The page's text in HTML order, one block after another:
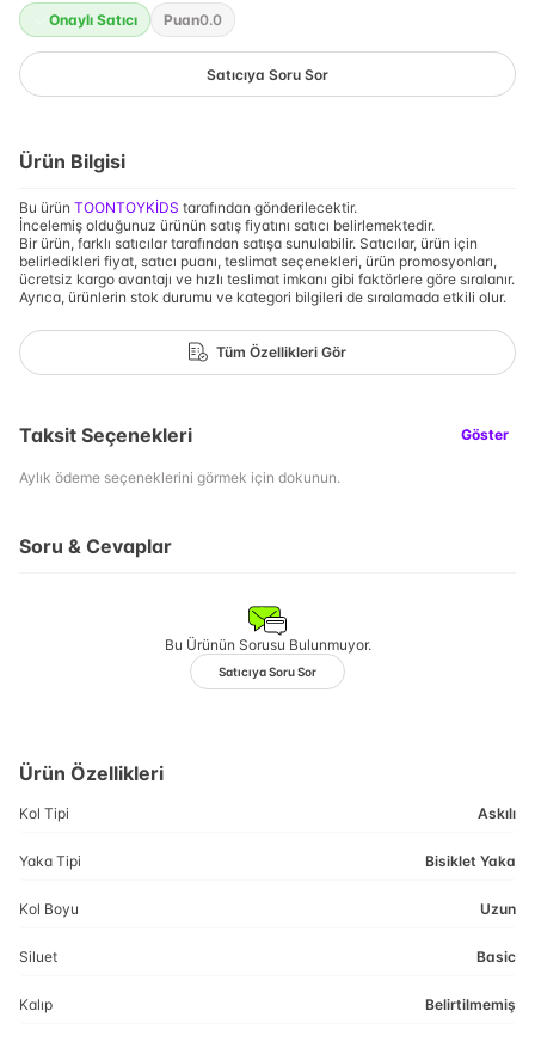
Onaylı Satıcı Puan0.0
Satıcıya Soru Sor
Ürün Bilgisi
Bu ürün TOONTOYKİDS tarafından gönderilecektir.
İncelemiş olduğunuz ürünün satış fiyatını satıcı belirlemektedir.
Bir ürün, farklı satıcılar tarafından satışa sunulabilir. Satıcılar, ürün için
belirledikleri fiyat, satıcı puanı, teslimat seçenekleri, ürün promosyonları,
ücretsiz kargo avantajı ve hızlı teslimat imkanı gibi faktörlere göre sıralanır.
Ayrıca, ürünlerin stok durumu ve kategori bilgileri de sıralamada etkili olur.
Tüm Özellikleri Gör
Taksit Seçenekleri Göster
Aylık ödeme seçeneklerini görmek için dokunun.
Soru & Cevaplar
Bu Ürünün Sorusu Bulunmuyor.
Satıcıya Soru Sor
Ürün Özellikleri
Kol Tipi Askılı
Yaka Tipi Bisiklet Yaka
Kol Boyu Uzun
Siluet Basic
Kalıp Belirtilmemiş